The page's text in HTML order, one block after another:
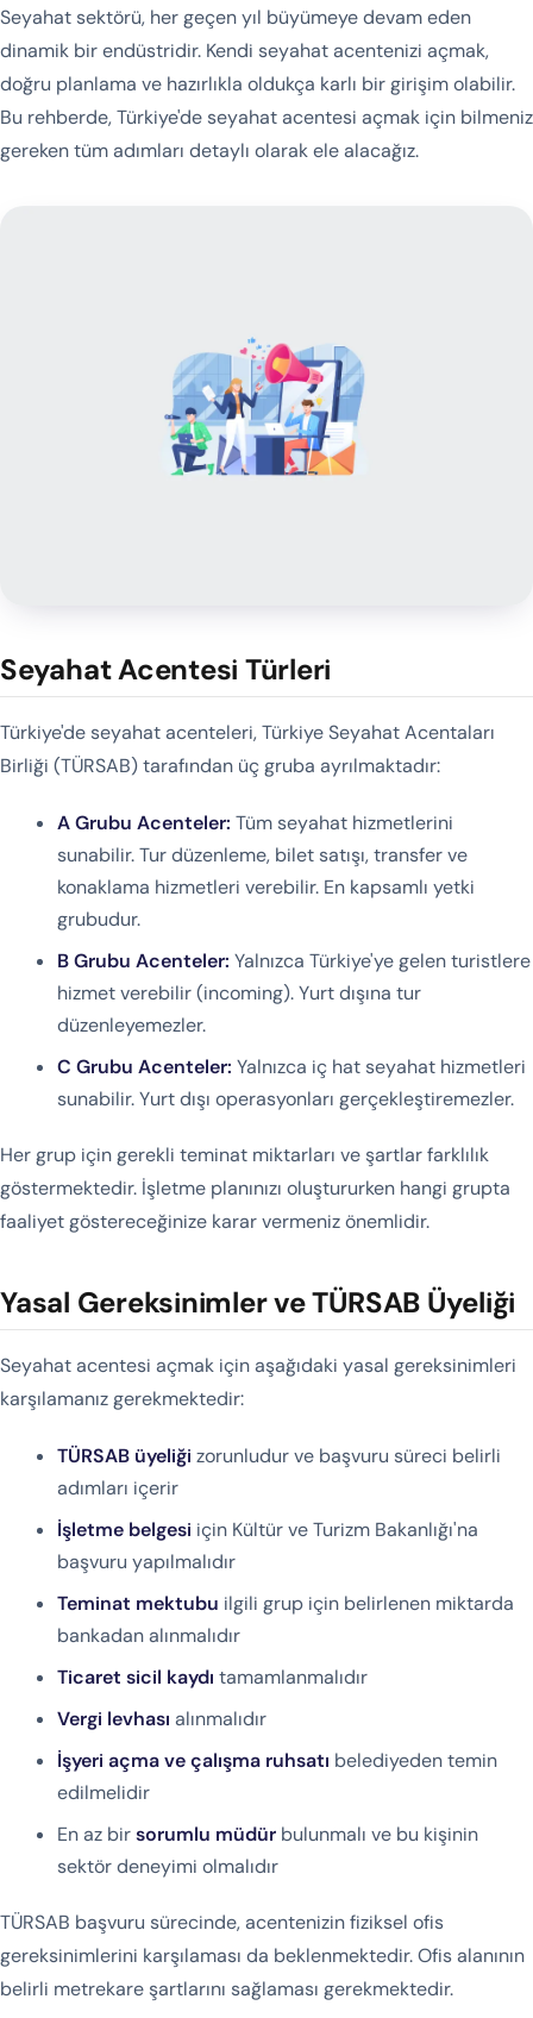
Seyahat sektörü, her geçen yıl büyümeye devam eden
dinamik bir endüstridir. Kendi seyahat acentenizi açmak,
doğru planlama ve hazırlıkla oldukça karlı bir girişim olabilir.
Bu rehberde, Türkiye'de seyahat acentesi açmak için bilmeniz
gereken tüm adımları detaylı olarak ele alacağız.
Seyahat Acentesi Türleri
Türkiye'de seyahat acenteleri, Türkiye Seyahat Acentaları
Birliği (TÜRSAB) tarafından üç gruba ayrılmaktadır:
A Grubu Acenteler: Tüm seyahat hizmetlerini
sunabilir. Tur düzenleme, bilet satışı, transfer ve
konaklama hizmetleri verebilir. En kapsamlı yetki
grubudur.
B Grubu Acenteler: Yalnızca Türkiye'ye gelen turistlere
hizmet verebilir (incoming). Yurt dışına tur
düzenleyemezler.
C Grubu Acenteler: Yalnızca iç hat seyahat hizmetleri
sunabilir. Yurt dışı operasyonları gerçekleştiremezler.
Her grup için gerekli teminat miktarları ve şartlar farklılık
göstermektedir. İşletme planınızı oluştururken hangi grupta
faaliyet göstereceğinize karar vermeniz önemlidir.
Yasal Gereksinimler ve TÜRSAB Üyeliği
Seyahat acentesi açmak için aşağıdaki yasal gereksinimleri
karşılamanız gerekmektedir:
TÜRSAB üyeliği zorunludur ve başvuru süreci belirli
adımları içerir
İşletme belgesi için Kültür ve Turizm Bakanlığı'na
başvuru yapılmalıdır
Teminat mektubu ilgili grup için belirlenen miktarda
bankadan alınmalıdır
Ticaret sicil kaydı tamamlanmalıdır
Vergi levhası alınmalıdır
İşyeri açma ve çalışma ruhsatı belediyeden temin
edilmelidir
En az birsorumlu müdür bulunmalı ve bu kişinin
sektör deneyimi olmalıdır
TÜRSAB başvuru sürecinde, acentenizin fiziksel ofis
gereksinimlerini karşılaması da beklenmektedir. Ofis alanının
belirli metrekare şartlarını sağlaması gerekmektedir.